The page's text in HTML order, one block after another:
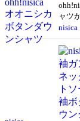
ャツ
nisica